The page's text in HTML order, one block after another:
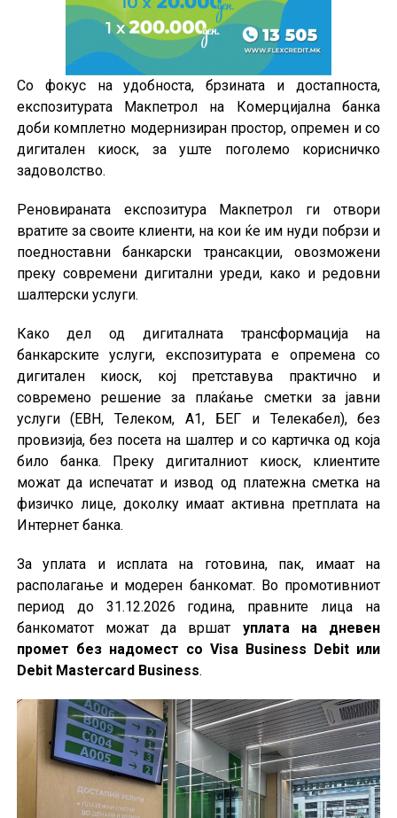
Со фокус на удобноста, брзината и достапноста,
експозитурата Макпетрол на Комерцијална банка
доби комплетно модернизиран простор, опремен и со
дигитален киоск, за уште поголемо корисничко
задоволство.
Реновираната експозитура Макпетрол ги отвори
вратите за своите клиенти, на кои ќе им нуди побрзи и
поедноставни банкарски трансакции, овозможени
преку современи дигитални уреди, како и редовни
шалтерски услуги.
Како дел од дигиталната трансформација на
банкарските услуги, експозитурата е опремена со
дигитален киоск, кој претставува практично и
современо решение за плаќање сметки за јавни
услуги (ЕВН, Телеком, А1, БЕГ и Телекабел), без
провизија, без посета на шалтер и со картичка од која
било банка. Преку дигиталниот киоск, клиентите
можат да испечатат и извод од платежна сметка на
физичко лице, доколку имаат активна претплата на
Интернет банка.
За уплата и исплата на готовина, пак, имаат на
располагање и модерен банкомат. Во промотивниот
период до 31.12.2026 година, правните лица на
банкоматот можат да вршат уплата на дневен
промет без надомест со Visa Business Debit или
Debit Mastercard Business.